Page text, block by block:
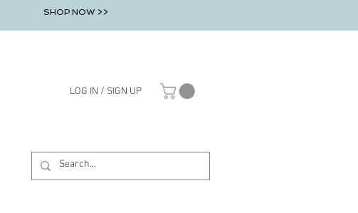
SHOP NOW >>
LOG IN / SIGN UP